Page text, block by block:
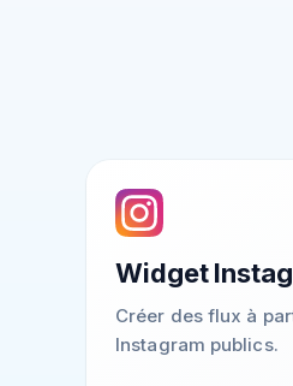
Widget
Créer des flux à
Instagram publics.